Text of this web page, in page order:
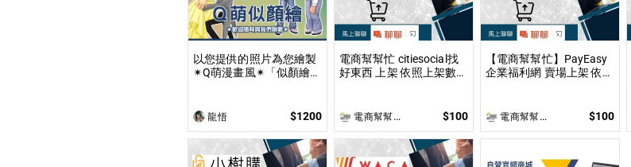
以您提供的照片為您繪製
✴Q萌漫畫風✴「似顏繪」
「2／2.5／3／4 頭身」似
顏繪插圖！
龍悟 $1200
電商幫幫忙 citiesocial找
好東西 上架 依照上架數量
電商幫幫忙(電商平台代營運/電商上架/運營策略/網路行銷) $100
【電商幫幫忙】PayEasy
企業福利網 賣場上架 依照
電商幫幫忙(電商平台代營運/電商上架/運營策略/網路行銷) $100